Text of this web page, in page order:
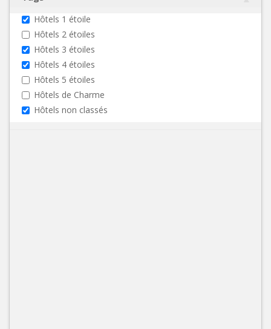
Hôtels 1 étoile
Hôtels 2 étoiles
Hôtels 3 étoiles
Hôtels 4 étoiles
Hôtels 5 étoiles
Hôtels de Charme
Hôtels non classés